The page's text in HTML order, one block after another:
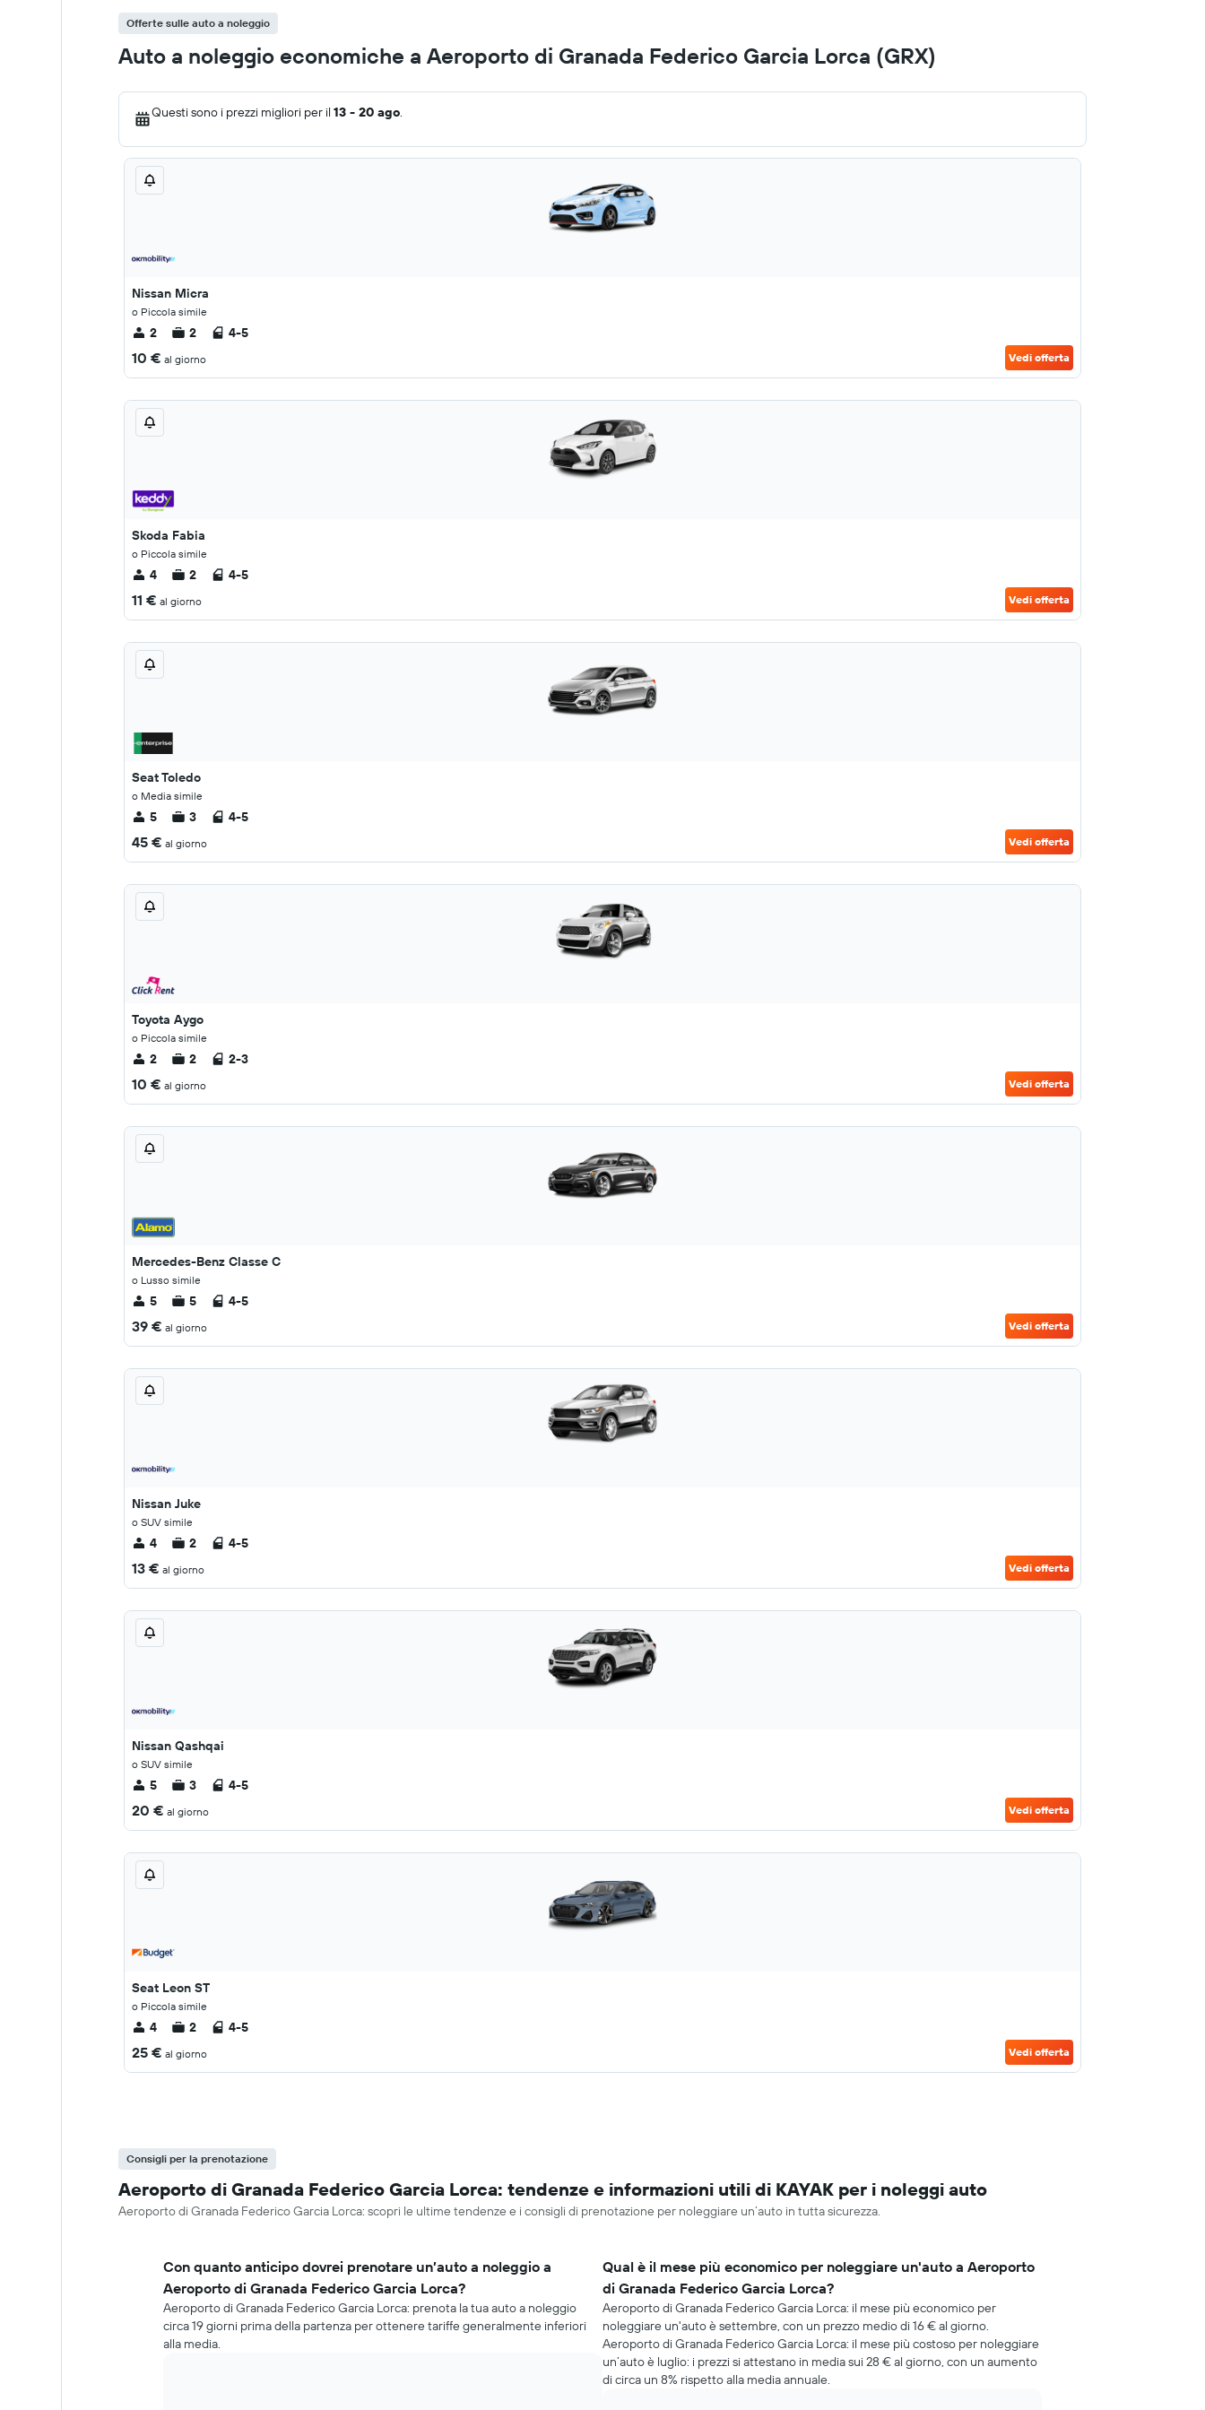
Offerte sulle auto a noleggio
Auto a noleggio economiche a Aeroporto di Granada Federico Garcia Lorca (GRX)
Questi sono i prezzi migliori per il 13 - 20 ago.
Nissan Micra
o Piccola simile
2 2 4-5
10 € al giorno Vedi offerta
Skoda Fabia
o Piccola simile
4 2 4-5
11 € al giorno Vedi offerta
Seat Toledo
o Media simile
5 3 4-5
45 € al giorno Vedi offerta
Toyota Aygo
o Piccola simile
2 2 2-3
10 € al giorno Vedi offerta
Mercedes-Benz Classe C
o Lusso simile
5 5 4-5
39 € al giorno Vedi offerta
Nissan Juke
o SUV simile
4 2 4-5
13 € al giorno Vedi offerta
Nissan Qashqai
o SUV simile
5 3 4-5
20 € al giorno Vedi offerta
Seat Leon ST
o Piccola simile
4 2 4-5
25 € al giorno Vedi offerta
Consigli per la prenotazione
Aeroporto di Granada Federico Garcia Lorca: tendenze e informazioni utili di KAYAK per i noleggi auto
Aeroporto di Granada Federico Garcia Lorca: scopri le ultime tendenze e i consigli di prenotazione per noleggiare un’auto in tutta sicurezza.
Con quanto anticipo dovrei prenotare un’auto a noleggio a
Aeroporto di Granada Federico Garcia Lorca?
Aeroporto di Granada Federico Garcia Lorca: prenota la tua auto a noleggio
circa 19 giorni prima della partenza per ottenere tariffe generalmente inferiori
alla media.
Qual è il mese più economico per noleggiare un'auto a Aeroporto
di Granada Federico Garcia Lorca?
Aeroporto di Granada Federico Garcia Lorca: il mese più economico per
noleggiare un'auto è settembre, con un prezzo medio di 16 € al giorno.
Aeroporto di Granada Federico Garcia Lorca: il mese più costoso per noleggiare
un’auto è luglio: i prezzi si attestano in media sui 28 € al giorno, con un aumento
di circa un 8% rispetto alla media annuale.